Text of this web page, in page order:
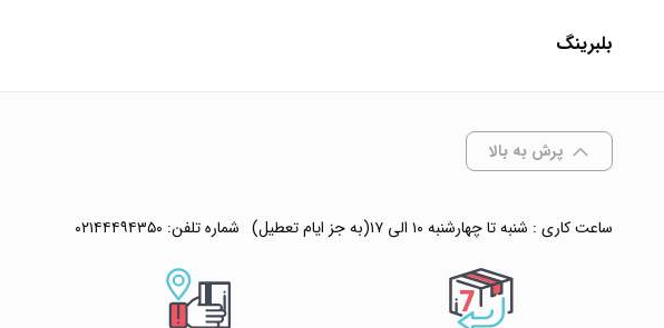
بلبرینگ
پرش به بالا
ساعت کاری : شنبه تا چهارشنبه ۱۰ الی ۱۷(به جز ایام تعطیل) شماره تلفن: ۰۲۱۴۴۴۹۴۳۵۰